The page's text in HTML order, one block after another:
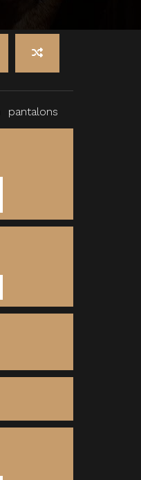
pantalons